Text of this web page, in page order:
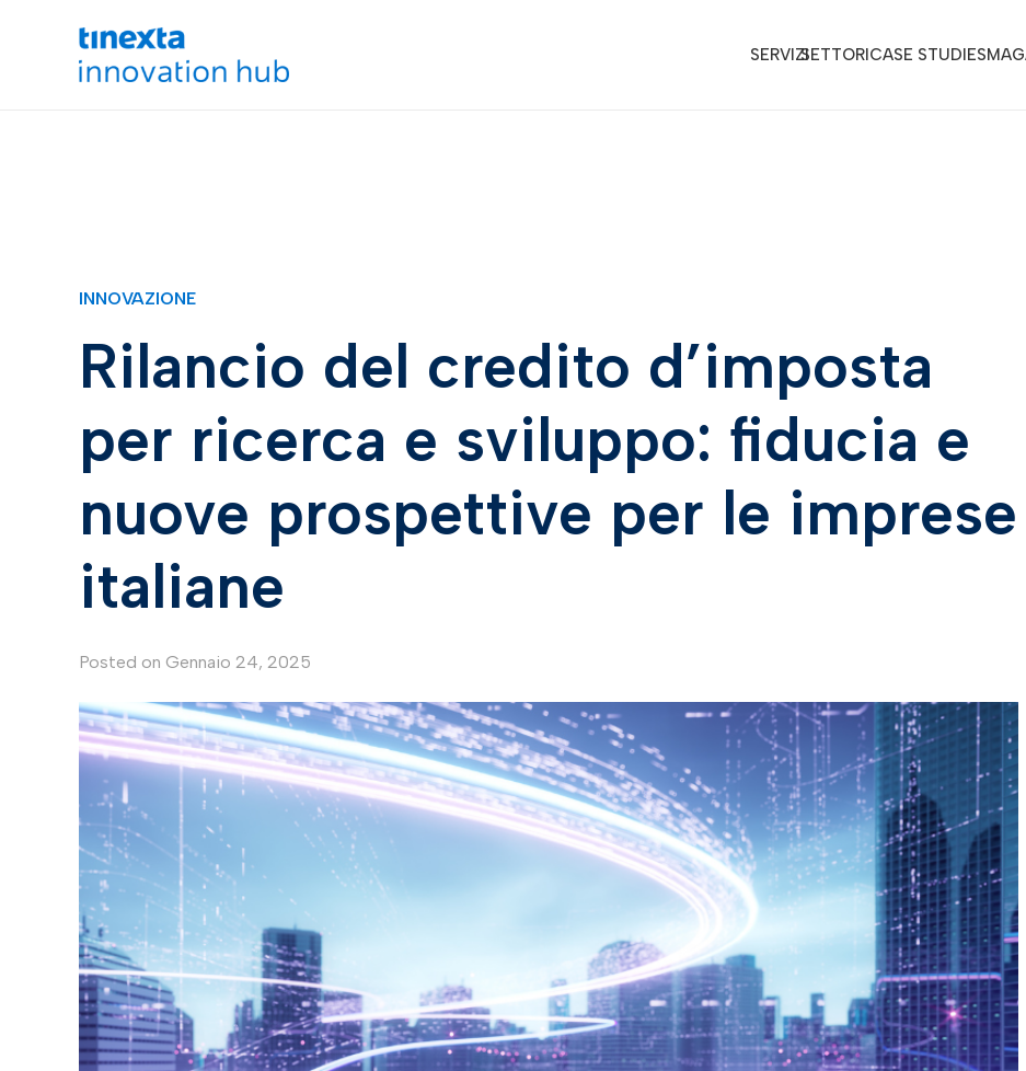
SERVIZISETTORICASE STUDIES
INNOVAZIONE
Rilancio del credito d’imposta
per ricerca e sviluppo: fiducia e
nuove prospettive per le imprese
italiane
Posted on Gennaio 24, 2025